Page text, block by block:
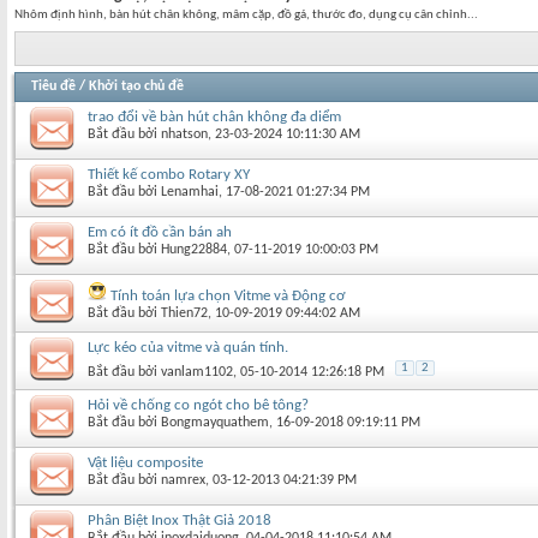
Nhôm định hình, bàn hút chân không, mâm cặp, đồ gá, thước đo, dụng cụ cân chỉnh...
Tiêu đề / Khởi tạo chủ đề
trao đổi về bàn hút chân không đa diểm
Bắt đầu bởi nhatson‎, 23-03-2024 10:11:30 AM
Thiết kế combo Rotary XY
Bắt đầu bởi Lenamhai‎, 17-08-2021 01:27:34 PM
Em có ít đồ cần bán ah
Bắt đầu bởi Hung22884‎, 07-11-2019 10:00:03 PM
Tính toán lựa chọn Vitme và Động cơ
Bắt đầu bởi Thien72‎, 10-09-2019 09:44:02 AM
Lực kéo của vitme và quán tính.
Bắt đầu bởi vanlam1102‎, 05-10-2014 12:26:18 PM 1 2
Hỏi về chống co ngót cho bê tông?
Bắt đầu bởi Bongmayquathem‎, 16-09-2018 09:19:11 PM
Vật liệu composite
Bắt đầu bởi namrex‎, 03-12-2013 04:21:39 PM
Phân Biệt Inox Thật Giả 2018